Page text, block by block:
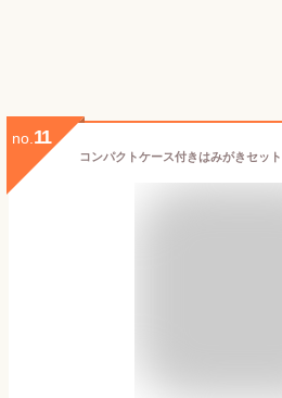
no. 11